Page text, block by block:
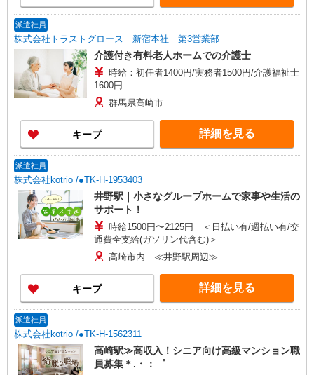
派遣社員
株式会社トラストグロース 新宿本社 第3営業部
介護付き有料老人ホームでの介護士
時給：初任者1400円/実務者1500円/介護福祉士
1600円
群馬県高崎市
キープ 詳細を見る
派遣社員
株式会社kotrio /●TK-H-1953403
井野駅｜小さなグループホームで家事や生活の
サポート！
時給1500円〜2125円 ＜日払い有/週払い有/交
通費全支給(ガソリン代含む)＞
高崎市内 ≪井野駅周辺≫
キープ 詳細を見る
派遣社員
株式会社kotrio /●TK-H-1562311
高崎駅≫高収入！シニア向け高級マンション職
員募集＊.・：゜